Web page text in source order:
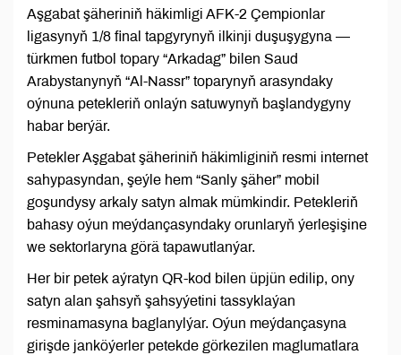
Aşgabat şäheriniň häkimligi AFK-2 Çempionlar
ligasynyň 1/8 final tapgyrynyň ilkinji duşuşygyna —
türkmen futbol topary “Arkadag” bilen Saud
Arabystanynyň “Al-Nassr” toparynyň arasyndaky
oýnuna petekleriň onlaýn satuwynyň başlandygyny
habar berýär.
Petekler Aşgabat şäheriniň häkimliginiň resmi internet
sahypasyndan, şeýle hem “Sanly şäher” mobil
goşundysy arkaly satyn almak mümkindir. Petekleriň
bahasy oýun meýdançasyndaky orunlaryň ýerleşişine
we sektorlaryna görä tapawutlanýar.
Her bir petek aýratyn QR-kod bilen üpjün edilip, ony
satyn alan şahsyň şahsyýetini tassyklaýan
resminamasyna baglanylýar. Oýun meýdançasyna
girişde janköýerler petekde görkezilen maglumatlara